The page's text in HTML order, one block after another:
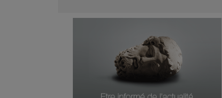
Numéro Du Produit
Type De Produit